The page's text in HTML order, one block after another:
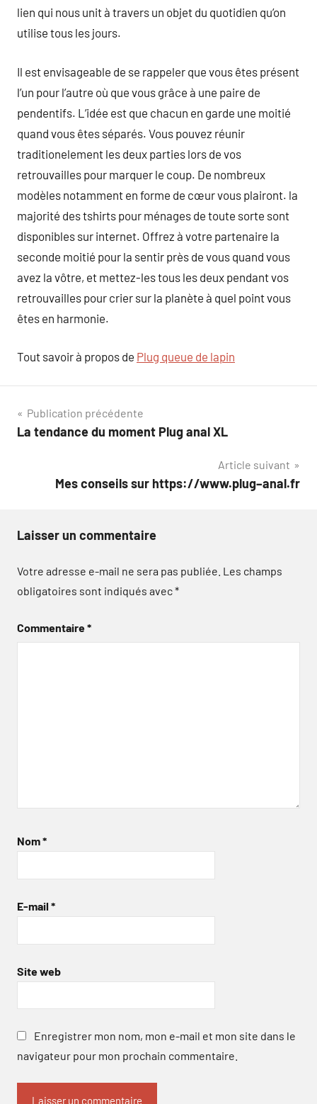
lien qui nous unit à travers un objet du quotidien qu’on
utilise tous les jours.
Il est envisageable de se rappeler que vous êtes présent
l’un pour l’autre où que vous grâce à une paire de
pendentifs. L’idée est que chacun en garde une moitié
quand vous êtes séparés. Vous pouvez réunir
traditionelement les deux parties lors de vos
retrouvailles pour marquer le coup. De nombreux
modèles notamment en forme de cœur vous plairont. la
majorité des tshirts pour ménages de toute sorte sont
disponibles sur internet. Offrez à votre partenaire la
seconde moitié pour la sentir près de vous quand vous
avez la vôtre, et mettez-les tous les deux pendant vos
retrouvailles pour crier sur la planète à quel point vous
êtes en harmonie.
Tout savoir à propos de Plug queue de lapin
Navigation
de
Publication précédente
La tendance du moment Plug anal XL
Article suivant
Mes conseils sur https://www.plug–anal.fr
Laisser un commentaire
Votre adresse e-mail ne sera pas publiée. Les champs
obligatoires sont indiqués avec*
Commentaire*
Nom*
E-mail *
Site web
Enregistrer mon nom, mon e-mail et mon site dans le
navigateur pour mon prochain commentaire.